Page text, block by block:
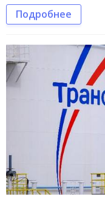
Подробнее